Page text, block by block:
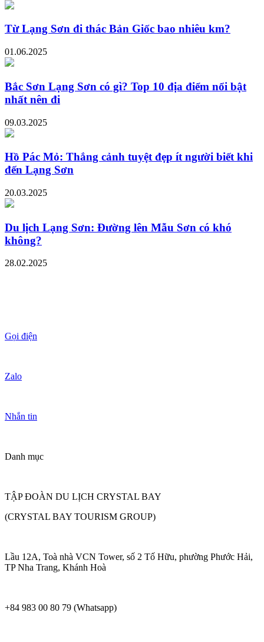
Từ Lạng Sơn đi thác Bản Giốc bao nhiêu km?
01.06.2025
Bắc Sơn Lạng Sơn có gì? Top 10 địa điểm nổi bật
nhất nên đi
09.03.2025
Hồ Pác Mỏ: Thắng cảnh tuyệt đẹp ít người biết khi
đến Lạng Sơn
20.03.2025
Du lịch Lạng Sơn: Đường lên Mẫu Sơn có khó
không?
28.02.2025
Gọi điện
Zalo
Nhắn tin
Danh mục
TẬP ĐOÀN DU LỊCH CRYSTAL BAY
(CRYSTAL BAY TOURISM GROUP)
Lầu 12A, Toà nhà VCN Tower, số 2 Tố Hữu, phường Phước Hải,
TP Nha Trang, Khánh Hoà
+84 983 00 80 79 (Whatsapp)